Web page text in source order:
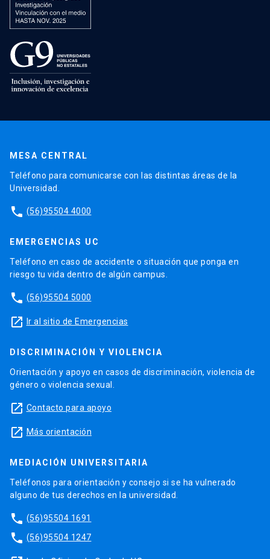
MESA CENTRAL
Teléfono para comunicarse con las distintas áreas de la
Universidad.
phone (56)95504 4000
EMERGENCIAS UC
Teléfono en caso de accidente o situación que ponga en
riesgo tu vida dentro de algún campus.
phone (56)95504 5000
launch Ir al sitio de Emergencias
DISCRIMINACIÓN Y VIOLENCIA
Orientación y apoyo en casos de discriminación, violencia de
género o violencia sexual.
launch Contacto para apoyo
launch Más orientación
MEDIACIÓN UNIVERSITARIA
Teléfonos para orientación y consejo si se ha vulnerado
alguno de tus derechos en la universidad.
phone (56)95504 1691
phone (56)95504 1247